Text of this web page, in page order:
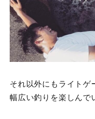
それ以外にもライトゲ
幅広い釣りを楽しんで